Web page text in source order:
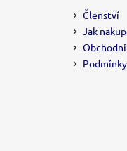
Členství
Jak